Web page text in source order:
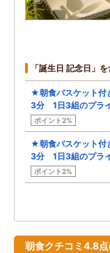
「誕生日 記念日」
★朝食バスケット付
3分 1日3組のプラ
ポイント2%
★朝食バスケット付
3分 1日3組のプラ
ポイント2%
朝食クチコミ4.8